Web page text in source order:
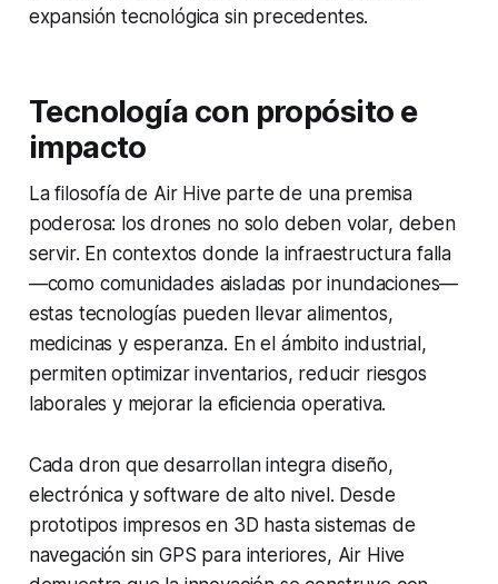
expansión tecnológica sin precedentes.
Tecnología con propósito e
impacto
La filosofía de Air Hive parte de una premisa
poderosa: los drones no solo deben volar, deben
servir. En contextos donde la infraestructura falla
—como comunidades aisladas por inundaciones—
estas tecnologías pueden llevar alimentos,
medicinas y esperanza. En el ámbito industrial,
permiten optimizar inventarios, reducir riesgos
laborales y mejorar la eficiencia operativa.
Cada dron que desarrollan integra diseño,
electrónica y software de alto nivel. Desde
prototipos impresos en 3D hasta sistemas de
navegación sin GPS para interiores, Air Hive